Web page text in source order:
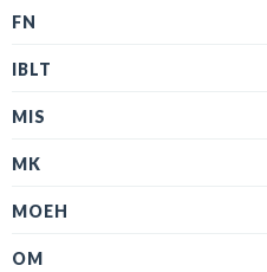
FN
IBLT
MIS
MK
MOEH
OM